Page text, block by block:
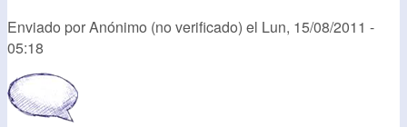
Enviado porAnónimo (no verificado) el Lun, 15/08/2011 -
05:18